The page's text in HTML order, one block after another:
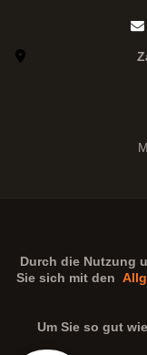
Durch die Nutzung
Sie sich mit den
Um Sie so gut